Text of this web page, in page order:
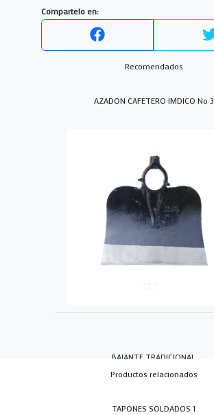
Compartelo en:
Recomendados
AZADON CAFETERO IMDICO No 3
BAJANTE TRADICIONAL
Productos relacionados
TAPONES SOLDADOS 1